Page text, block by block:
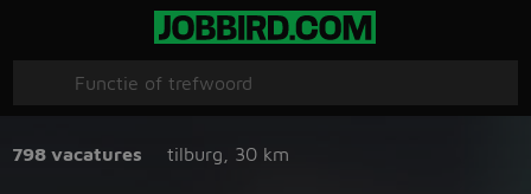
798 vacatures tilburg 30 km